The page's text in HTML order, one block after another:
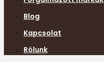
Blog
Kapcsolat
Rólunk